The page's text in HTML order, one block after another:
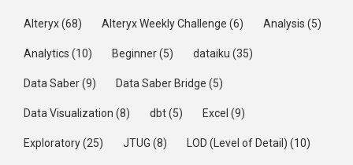
Alteryx(68) Alteryx Weekly Challenge (6) Analysis (5)
Analytics (10) Beginner(5) dataiku (35)
Data Saber(9) Data Saber Bridge (5)
Data Visualization (8) dbt(5) Excel (9)
Exploratory(25) JTUG (8) LOD (Level of Detail) (10)